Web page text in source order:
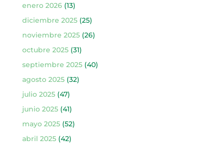
enero 2026(13)
diciembre 2025(25)
noviembre 2025(26)
octubre 2025(31)
septiembre 2025(40)
agosto 2025(32)
julio 2025(47)
junio 2025(41)
mayo 2025(52)
abril 2025(42)